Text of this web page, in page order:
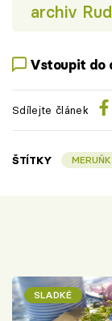
archiv
Vstoupit do
Sdílejte článek
ŠTÍTKY
SLADKÉ